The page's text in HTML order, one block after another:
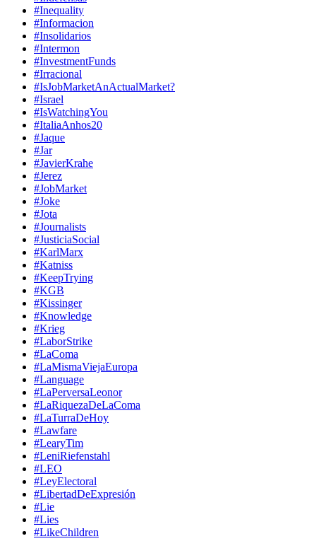
#Inequality
#Informacion
#Insolidarios
#Intermon
#InvestmentFunds
#Irracional
#IsJobMarketAnActualMarket?
#Israel
#IsWatchingYou
#ItaliaAnhos20
#Jaque
#Jar
#JavierKrahe
#Jerez
#JobMarket
#Joke
#Jota
#Journalists
#JusticiaSocial
#KarlMarx
#Katniss
#KeepTrying
#KGB
#Kissinger
#Knowledge
#Krieg
#LaborStrike
#LaComa
#LaMismaViejaEuropa
#Language
#LaPerversaLeonor
#LaRiquezaDeLaComa
#LaTurraDeHoy
#Lawfare
#LearyTim
#LeniRiefenstahl
#LEO
#LeyElectoral
#LibertadDeExpresión
#Lie
#Lies
#LikeChildren